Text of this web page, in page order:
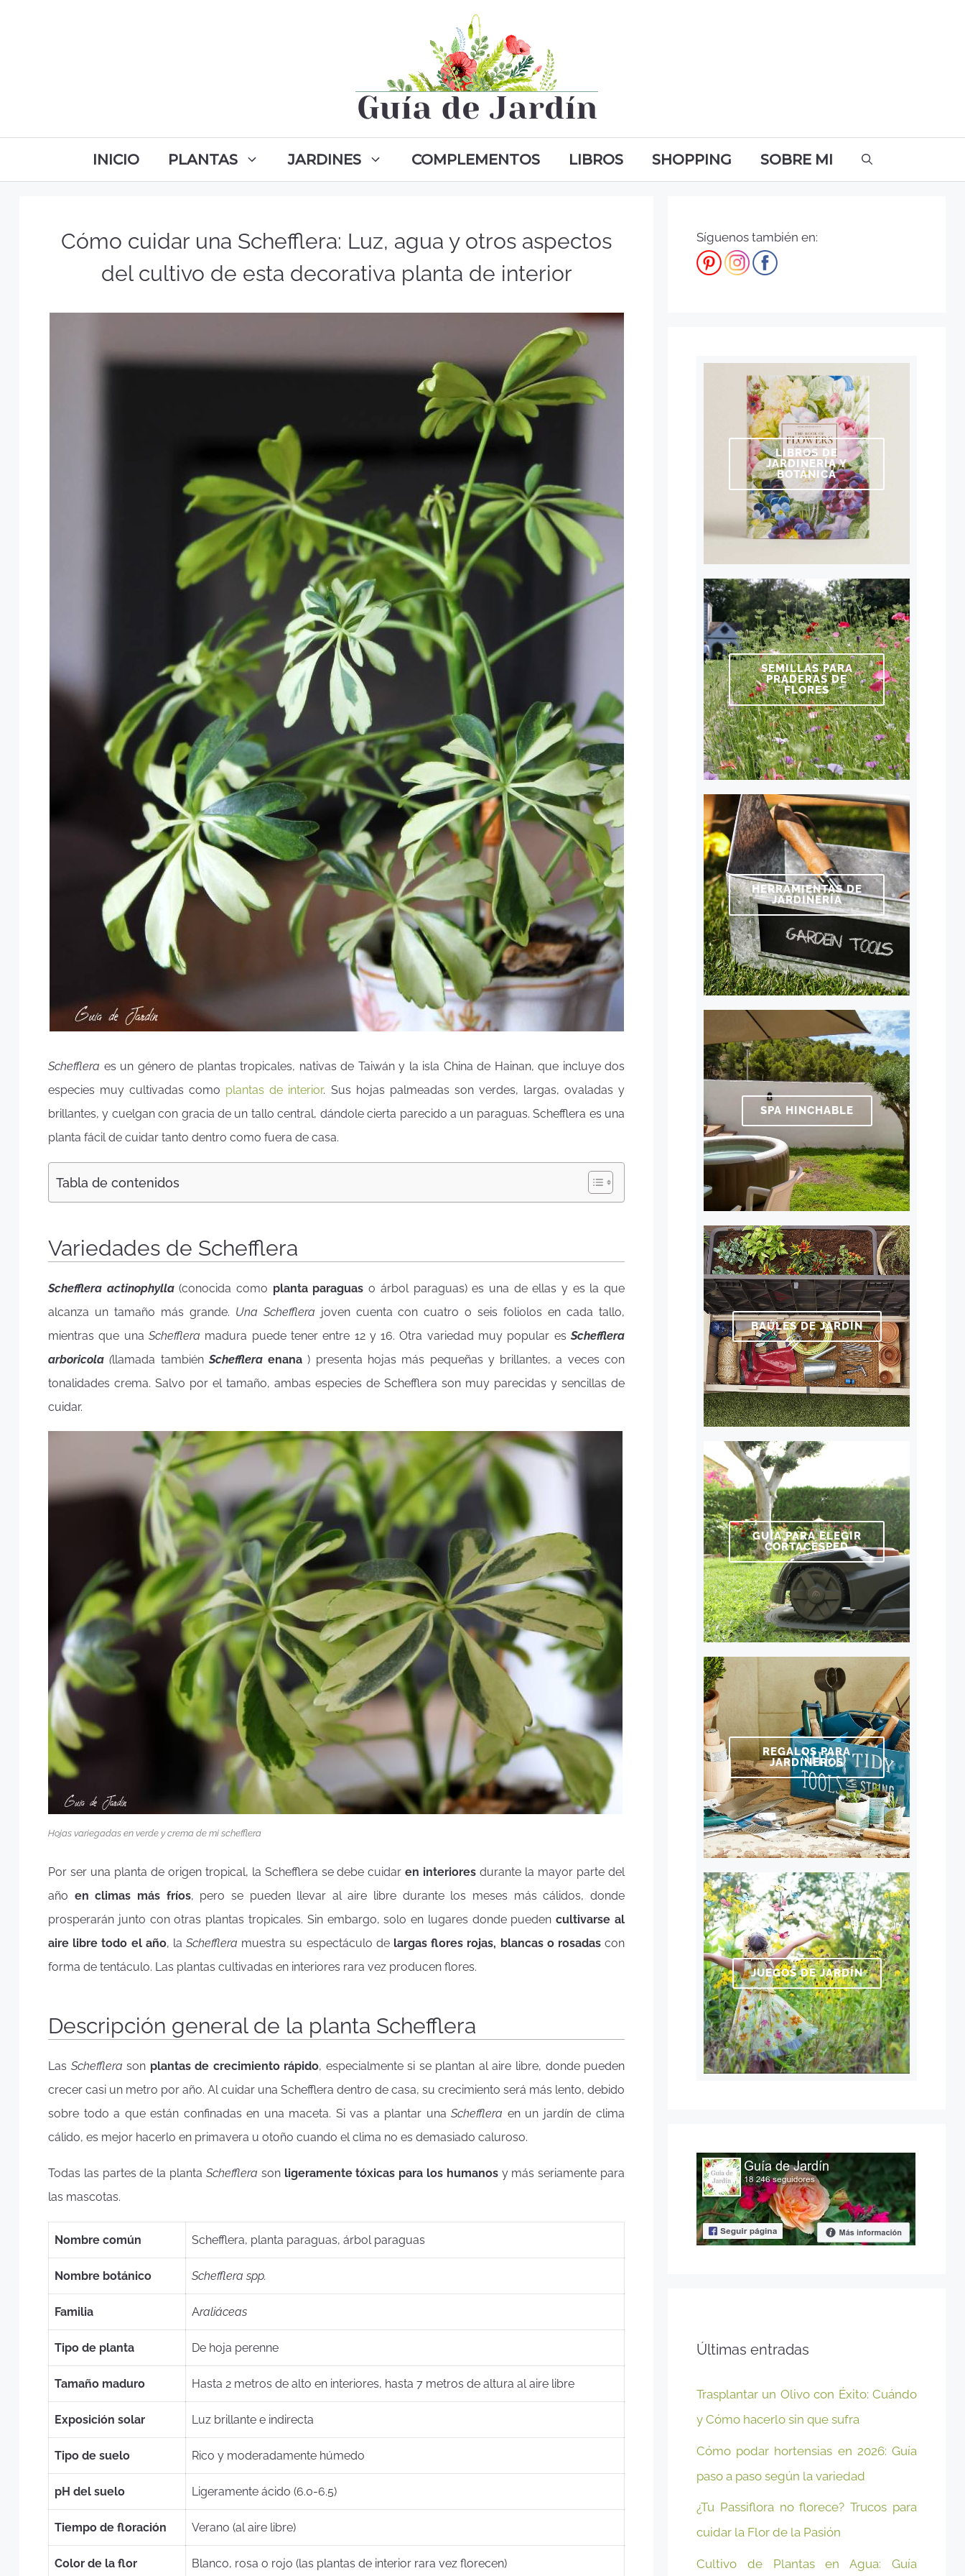
INICIO PLANTAS JARDINES COMPLEMENTOS LIBROS SHOPPING SOBRE MI
Cómo cuidar una Schefflera: Luz, agua y otros aspectos
del cultivo de esta decorativa planta de interior
Schefflera es un género de plantas tropicales, nativas de Taiwán y la isla China de Hainan, que incluye dos
especies muy cultivadas como plantas de interior. Sus hojas palmeadas son verdes, largas, ovaladas y
brillantes, y cuelgan con gracia de un tallo central, dándole cierta parecido a un paraguas. Schefflera es una
planta fácil de cuidar tanto dentro como fuera de casa.
Tabla de contenidos
Variedades de Schefflera
Schefflera actinophylla(conocida como planta paraguas o árbol paraguas) es una de ellas y es la que
alcanza un tamaño más grande. Una Schefflera joven cuenta con cuatro o seis foliolos en cada tallo,
mientras que una Schefflera madura puede tener entre 12 y 16. Otra variedad muy popular esSchefflera
arboricola (llamada tambiénScheffleraenana ) presenta hojas más pequeñas y brillantes, a veces con
tonalidades crema. Salvo por el tamaño, ambas especies de Schefflera son muy parecidas y sencillas de
cuidar.
Hojas variegadas en verde y crema de mi schefflera
Por ser una planta de origen tropical, la Schefflera se debe cuidaren interioresdurante la mayor parte del
año en climas más fríos, pero se pueden llevar al aire libre durante los meses más cálidos, donde
prosperarán junto con otras plantas tropicales. Sin embargo, solo en lugares donde puedencultivarse al
aire libre todo el año, laSchefflera muestra su espectáculo delargas flores rojas, blancas o rosadascon
forma de tentáculo. Las plantas cultivadas en interiores rara vez producen flores.
Descripción general de la planta Schefflera
Las Schefflera son plantas de crecimiento rápido, especialmente si se plantan al aire libre, donde pueden
crecer casi un metro por año. Al cuidar una Schefflera dentro de casa, su crecimiento será más lento, debido
sobre todo a que están confinadas en una maceta. Si vas a plantar unaSchefflera en un jardín de clima
cálido, es mejor hacerlo en primavera u otoño cuando el clima no es demasiado caluroso.
Todas las partes de la planta Schefflera sonligeramente tóxicas para los humanosy más seriamente para
las mascotas.
Nombre común Schefflera, planta paraguas, árbol paraguas
Nombre botánico Schefflera spp.
Familia Araliáceas
Tipo de planta De hoja perenne
Tamaño maduro Hasta 2 metros de alto en interiores, hasta 7 metros de altura al aire libre
Exposición solar Luz brillante e indirecta
Tipo de suelo Rico y moderadamente húmedo
pH del suelo Ligeramente ácido (6.0-6.5)
Tiempo de floración Verano (al aire libre)
Color de la flor Blanco, rosa o rojo (las plantas de interior rara vez florecen)
Síguenos también en:
LIBROS DE
JARDINERÍA Y
BOTÁNICA
SEMILLAS PARA
PRADERAS DE
FLORES
HERRAMIENTAS DE
JARDINERÍA
SPA HINCHABLE
BAÚLES DE JARDÍN
GUÍA PARA ELEGIR
CORTACÉSPED
REGALOS PARA
JARDINEROS
JUEGOS DE JARDÍN
Últimas entradas
Trasplantar un Olivo con Éxito: Cuándo
y Cómo hacerlo sin que sufra
Cómo podar hortensias en 2026: Guía
paso a paso según la variedad
¿Tu Passiflora no florece? Trucos para
cuidar la Flor de la Pasión
Cultivo de Plantas en Agua: Guía